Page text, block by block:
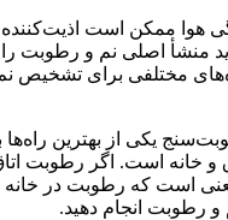
هوا ممکن است اذیت‌کننده
منشأ اصلی نم و رطوبت
مختلفی برای تشخیص
یکی از بهترین
است که رطوبت در خانه
رطوبت انجام دهید.